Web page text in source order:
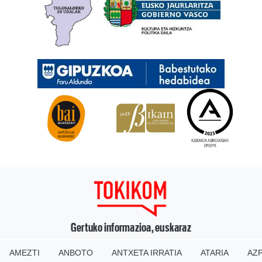
Gertuko informazioa, euskaraz
AMEZTI ANBOTO ANTXETA IRRATIA ATARIA